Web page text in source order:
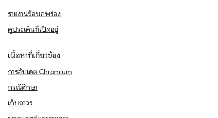
รายงานข้อบกพร่อง
ดูประเด็นที่เปิดอยู่
เนื้อหาที่เกี่ยวข้อง
การอัปเดต Chromium
กรณีศึกษา
เก็บถาวร